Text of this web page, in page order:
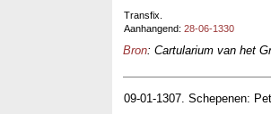
Transfix.
Aanhangend: 28-06-1330
Bron: Cartularium van het
09-01-1307. Schepenen: